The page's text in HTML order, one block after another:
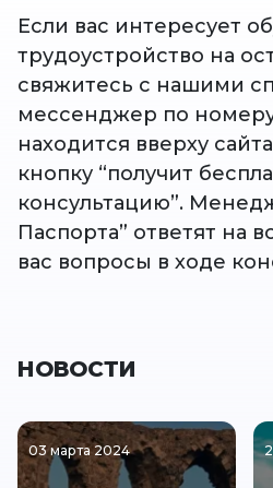
Если вас интересует
трудоустройство на
свяжитесь с нашими
мессенджер по
находится вверху
кнопку “получит
консультацию”.
Паспорта” ответят на
вас вопросы в ходе
НОВОСТИ
03 марта 2024